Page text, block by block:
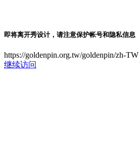
即将离开秀设计，请注意保护帐号和隐私信息
https://goldenpin.org.tw/goldenpin/zh-TW
继续访问